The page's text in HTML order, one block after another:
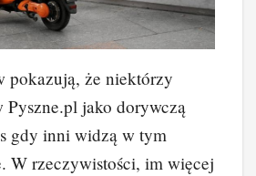
pokazują, że niektórzy
Pyszne.pl jako dorywczą
gdy inni widzą w tym
W rzeczywistości, im więcej